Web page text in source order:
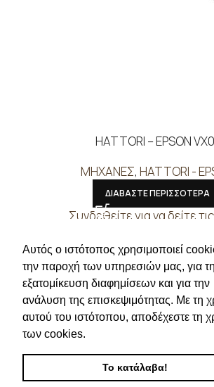
Αυτός ο ιστότοπος χρησιμοποιεί
την παροχή των υπηρεσιών μας, για
εξατομίκευση διαφημίσεων και για την
ανάλυση της επισκεψιμότητας. Με τη
αυτού του ιστότοπου, αποδέχεστε τη
των cookies.
Το κατάλαβα!
HATTORI – EPSON
ΜΗΧΑΝΕΣ, HATTORI -
ΔΙΑΒΑΣΤΕ ΠΕΡΙΣΣΟΤΕΡΑ
Συνδεθείτε για να δείτε
Απευθυνόμενοι σε εμπόρους,
ρολογιών, μπρασελέ, μπαταρίες,
& εργαλεία αρίστης ποιότητας. Η